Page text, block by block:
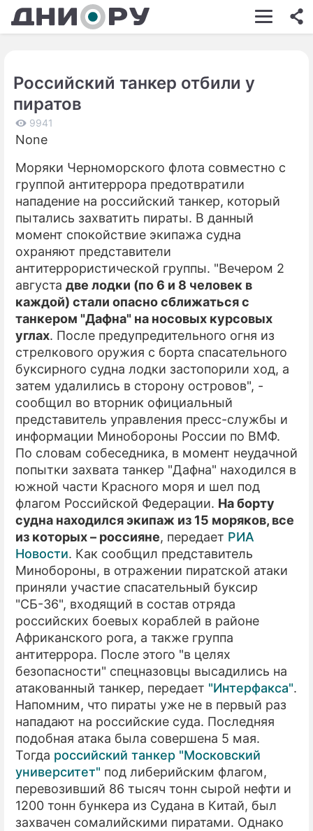
ШОУ-БИЗНЕС
КИНО
ЭКОНОМИКА
ПРОИСШЕСТВИЯ
СОННИК
СЕРИАЛЫ
ПРЕСС-РЕЛИЗЫ
О ПРОЕКТЕ
Российский танкер отбили у
пиратов
9941
None
Моряки Черноморского флота совместно с
группой антитеррора предотвратили
нападение на российский танкер, который
пытались захватить пираты. В данный
момент спокойствие экипажа судна
охраняют представители
антитеррористической группы. "Вечером 2
августа две лодки (по 6 и 8 человек в
каждой) стали опасно сближаться с
танкером "Дафна" на носовых курсовых
углах. После предупредительного огня из
стрелкового оружия с борта спасательного
буксирного судна лодки застопорили ход, а
затем удалились в сторону островов", -
сообщил во вторник официальный
представитель управления пресс-службы и
информации Минобороны России по ВМФ.
По словам собеседника, в момент неудачной
попытки захвата танкер "Дафна" находился в
южной части Красного моря и шел под
флагом Российской Федерации. На борту
судна находился экипаж из 15 моряков, все
из которых – россияне, передает РИА
Новости. Как сообщил представитель
Минобороны, в отражении пиратской атаки
приняли участие спасательный буксир
"СБ-36", входящий в состав отряда
российских боевых кораблей в районе
Африканского рога, а также группа
антитеррора. После этого "в целях
безопасности" спецназовцы высадились на
атакованный танкер, передает "Интерфакса".
Напомним, что пираты уже не в первый раз
нападают на российские суда. Последняя
подобная атака была совершена 5 мая.
Тогда российский танкер "Московский
университет" под либерийским флагом,
перевозивший 86 тысяч тонн сырой нефти и
1200 тонн бункера из Судана в Китай, был
захвачен сомалийскими пиратами. Однако